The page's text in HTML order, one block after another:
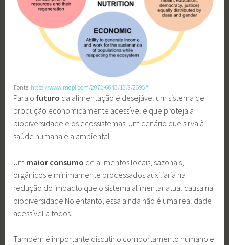
Fonte: https://www.mdpi.com/2072-6643/13/8/2695#
Para o futuro da alimentação é desejável um sistema de
produção economicamente acessível e que proteja a
biodiversidade e os ecossistemas. Um cenário que sirva à
saúde humana e a ambiental.
Um maior consumo de alimentos locais, sazonais,
orgânicos e minimamente processados auxiliaria na
redução do impacto que o sistema alimentar atual causa na
biodiversidade No entanto, essa ainda não é uma realidade
acessível a todos.
Também é importante discutir o comportamento humano e